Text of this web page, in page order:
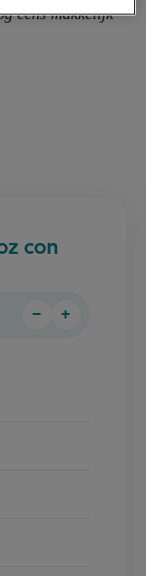
eens makkelijk
con
Persoon
−
Persoon
+